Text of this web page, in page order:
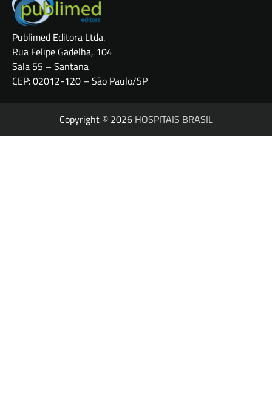
Publimed Editora Ltda.
Rua Felipe Gadelha, 104
Sala 55 – Santana
CEP: 02012-120 – São Paulo/SP
Copyright © 2026 HOSPITAIS BRASIL